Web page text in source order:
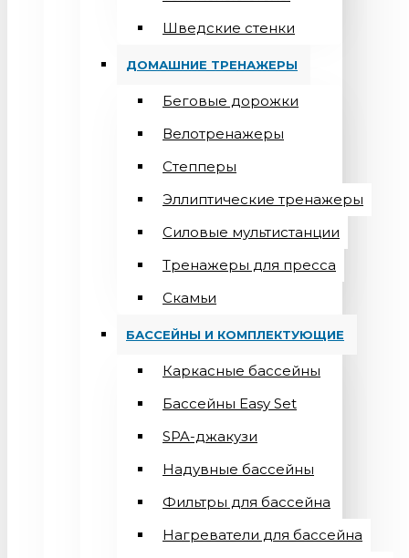
Шведские стенки
ДОМАШНИЕ ТРЕНАЖЕРЫ
Беговые дорожки
Велотренажеры
Степперы
Эллиптические тренажеры
Силовые мультистанции
Тренажеры для пресса
Скамьи
БАССЕЙНЫ И КОМПЛЕКТУЮЩИЕ
Каркасные бассейны
Бассейны Easy Set
SPA-джакузи
Надувные бассейны
Фильтры для бассейна
Нагреватели для бассейна